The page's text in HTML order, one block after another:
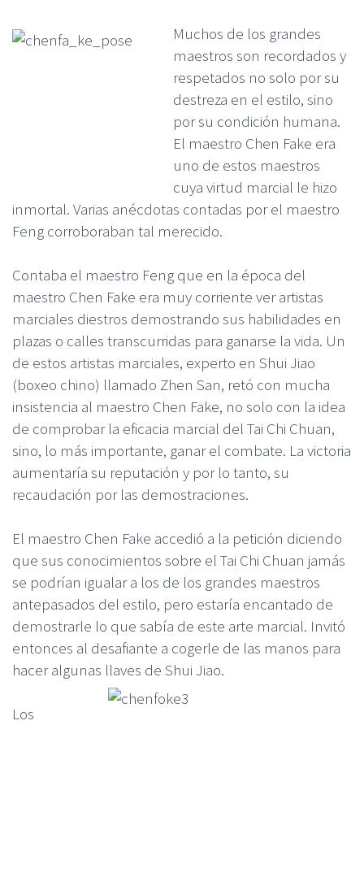
Muchos de los grandes
maestros son recordados y
respetados no solo por su
destreza en el estilo, sino
por su condición humana.
El maestro Chen Fake era
uno de estos maestros
cuya virtud marcial le hizo
inmortal. Varias anécdotas contadas por el maestro
Feng corroboraban tal merecido.
Contaba el maestro Feng que en la época del
maestro Chen Fake era muy corriente ver artistas
marciales diestros demostrando sus habilidades en
plazas o calles transcurridas para ganarse la vida. Un
de estos artistas marciales, experto en Shui Jiao
(boxeo chino) llamado Zhen San, retó con mucha
insistencia al maestro Chen Fake, no solo con la idea
de comprobar la eficacia marcial del Tai Chi Chuan,
sino, lo más importante, ganar el combate. La victoria
aumentaría su reputación y por lo tanto, su
recaudación por las demostraciones.
El maestro Chen Fake accedió a la petición diciendo
que sus conocimientos sobre el Tai Chi Chuan jamás
se podrían igualar a los de los grandes maestros
antepasados del estilo, pero estaría encantado de
demostrarle lo que sabía de este arte marcial. Invitó
entonces al desafiante a cogerle de las manos para
hacer algunas llaves de Shui Jiao.
Los